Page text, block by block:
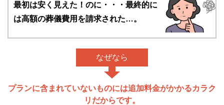
最初は安く見えた！のに・・・ 最終的に
は高額の葬儀費用を請求された…。
なぜなら
プランに含まれていないものには追加料金がかかるカラク
リだからです。